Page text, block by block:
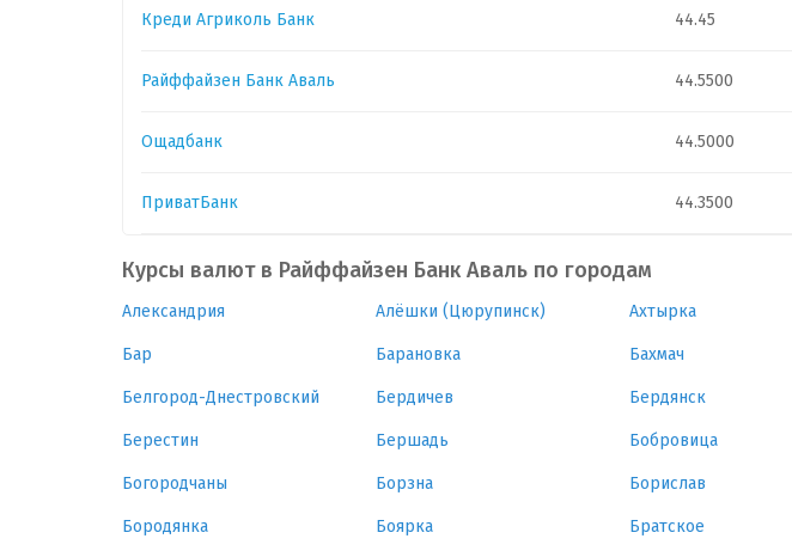
CZK 1
GBP 1
HUF
Креди Агриколь Банк 44.45
Райффайзен Банк Аваль 44.5500
Ощадбанк 44.5000
ПриватБанк 44.3500
Курсы валют в Райффайзен Банк Аваль по городам
Александрия Алёшки (Цюрупинск) Ахтырка
Бар Барановка Бахмач
Белгород-Днестровский Бердичев Бердянск
Берестин Бершадь Бобровица
Богородчаны Борзна Борислав
Бородянка Боярка Братское